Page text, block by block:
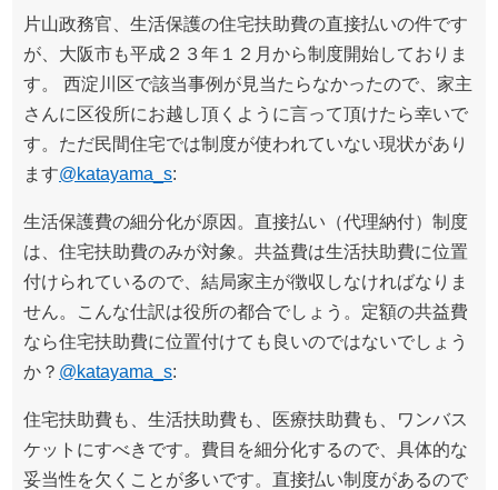
片山政務官、生活保護の住宅扶助費の直接払いの件です
が、大阪市も平成２３年１２月から制度開始しておりま
す。 西淀川区で該当事例が見当たらなかったので、家主
さんに区役所にお越し頂くように言って頂けたら幸いで
す。ただ民間住宅では制度が使われていない現状があり
ます@katayama_s:
生活保護費の細分化が原因。直接払い（代理納付）制度
は、住宅扶助費のみが対象。共益費は生活扶助費に位置
付けられているので、結局家主が徴収しなければなりま
せん。こんな仕訳は役所の都合でしょう。定額の共益費
なら住宅扶助費に位置付けても良いのではないでしょう
か？ @katayama_s:
住宅扶助費も、生活扶助費も、医療扶助費も、ワンバス
ケットにすべきです。費目を細分化するので、具体的な
妥当性を欠くことが多いです。直接払い制度があるので